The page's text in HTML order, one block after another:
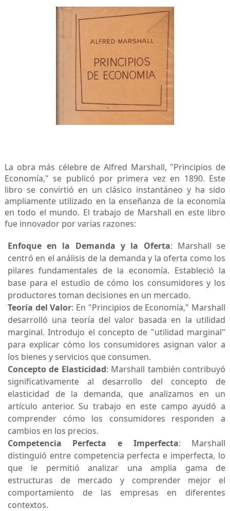
La obra más célebre de Alfred Marshall, "Principios de
Economía," se publicó por primera vez en 1890. Este
libro se convirtió en un clásico instantáneo y ha sido
ampliamente utilizado en la enseñanza de la economía
en todo el mundo. El trabajo de Marshall en este libro
fue innovador por varias razones:
Enfoque en la Demanda y la Oferta: Marshall se
centró en el análisis de la demanda y la oferta como los
pilares fundamentales de la economía. Estableció la
base para el estudio de cómo los consumidores y los
productores toman decisiones en un mercado.
Teoría del Valor: En "Principios de Economía," Marshall
desarrolló una teoría del valor basada en la utilidad
marginal. Introdujo el concepto de "utilidad marginal"
para explicar cómo los consumidores asignan valor a
los bienes y servicios que consumen.
Concepto de Elasticidad: Marshall también contribuyó
significativamente al desarrollo del concepto de
elasticidad de la demanda, que analizamos en un
artículo anterior. Su trabajo en este campo ayudó a
comprender cómo los consumidores responden a
cambios en los precios.
Competencia Perfecta e Imperfecta: Marshall
distinguió entre competencia perfecta e imperfecta, lo
que le permitió analizar una amplia gama de
estructuras de mercado y comprender mejor el
comportamiento de las empresas en diferentes
contextos.